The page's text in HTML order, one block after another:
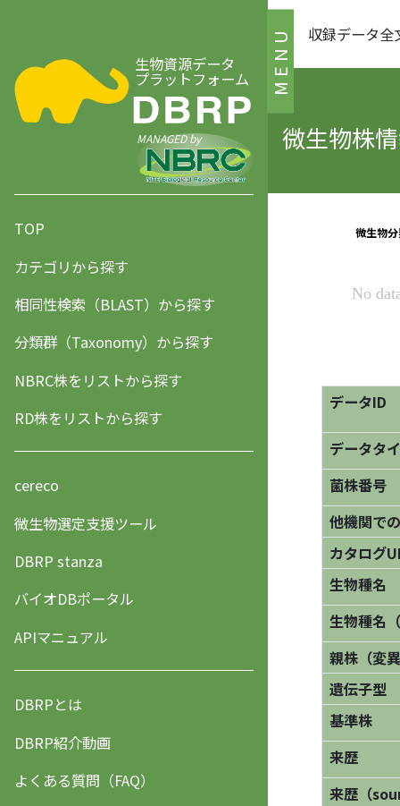
MENU
生物資源データ
プラットフォーム
MANAGED by
TOP
カテゴリから探す
相同性検索（BLAST）から探す
分類群（Taxonomy）から探す
NBRC株をリストから探す
RD株をリストから探す
cereco
微生物選定支援ツール
DBRP stanza
バイオDBポータル
APIマニュアル
DBRPとは
DBRP紹介動画
よくある質問（FAQ）
収録データ全
微生物株
データID
データタ
菌株番号
他機関で
カタログ
生物種名
生物種名
親株（変
遺伝子型
基準株
来歴
来歴（